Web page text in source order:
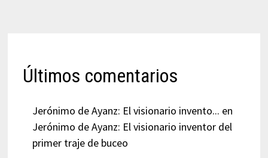
Últimos comentarios
Jerónimo de Ayanz: El visionario invento... en
Jerónimo de Ayanz: El visionario inventor del
primer traje de buceo